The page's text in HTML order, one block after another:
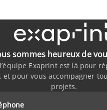
sommes heureux de
Exaprint est là pour
et pour vous accompagner
projets.